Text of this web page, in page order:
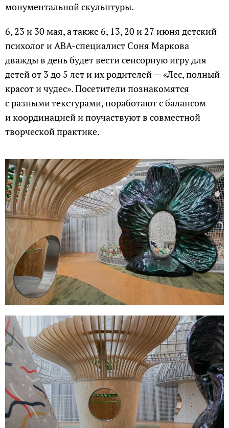
монументальной скульптуры.
6, 23 и 30 мая, а также 6, 13, 20 и 27 июня детский
психолог и ABA-специалист Соня Маркова
дважды в день будет вести сенсорную игру для
детей от 3 до 5 лет и их родителей — «Лес, полный
красот и чудес». Посетители познакомятся
с разными текстурами, поработают с балансом
и координацией и поучаствуют в совместной
творческой практике.